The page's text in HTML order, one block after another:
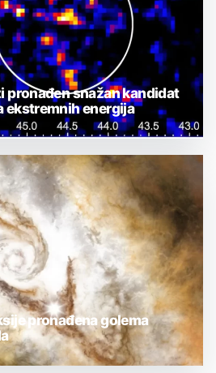
pronađen snažan kandidat
ekstremnih energija
pronađena golema